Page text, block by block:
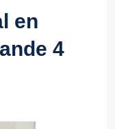
en
4